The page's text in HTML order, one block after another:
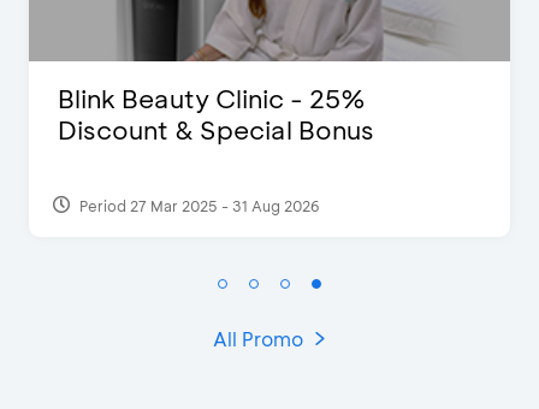
Blink Beauty Clinic - 25%
Discount & Special Bonus
Period 27 Mar 2025 - 31 Aug 2026
All Promo